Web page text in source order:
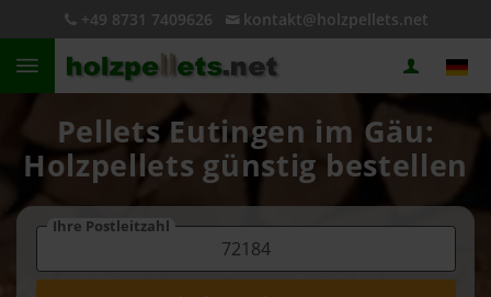
+49 8731 7409626 kontakt@holzpellets.net
Pellets Eutingen im Gäu:
Holzpellets günstig bestellen
Ihre Postleitzahl